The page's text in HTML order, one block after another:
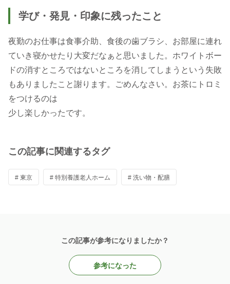
学び・発見・印象に残ったこと
夜勤のお仕事は食事介助、食後の歯ブラシ、お部屋に連れ
ていき寝かせたり大変だなぁと思いました。ホワイトボー
ドの消すところではないところを消してしまうという失敗
もありましたこと謝ります。ごめんなさい。お茶にトロミ
をつけるのは
少し楽しかったです。
この記事に関連するタグ
# 東京 # 特別養護老人ホーム # 洗い物・配膳
この記事が参考になりましたか？
参考になった